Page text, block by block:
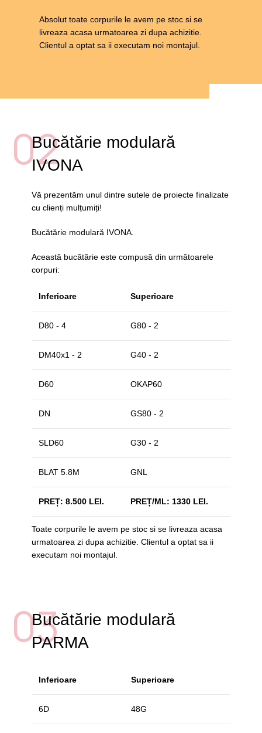
Absolut toate corpurile le avem pe stoc si se
livreaza acasa urmatoarea zi dupa achizitie.
Clientul a optat sa ii executam noi montajul.
02
Bucătărie modulară
IVONA
Vă prezentăm unul dintre sutele de proiecte finalizate
cu clienți mulțumiți!
Bucătărie modulară IVONA.
Această bucătărie este compusă din următoarele
corpuri:
Inferioare Superioare
D80 - 4 G80 - 2
DM40x1 - 2 G40 - 2
D60 OKAP60
DN GS80 - 2
SLD60 G30 - 2
BLAT 5.8M GNL
PREȚ: 8.500 LEI. PREȚ/ML: 1330 LEI.
Toate corpurile le avem pe stoc si se livreaza acasa
urmatoarea zi dupa achizitie. Clientul a optat sa ii
executam noi montajul.
03
Bucătărie modulară
PARMA
Inferioare Superioare
6D 48G